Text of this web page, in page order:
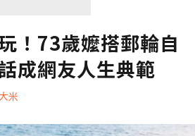
！73歲嬤搭郵輪自
成網友人生典範
米